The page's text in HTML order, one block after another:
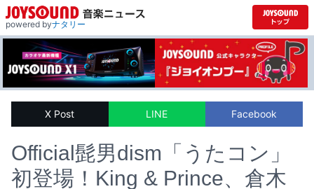
powered byナタリー
X Post LINE Facebook
Official髭男dism「うたコン」
初登場！King & Prince、倉木